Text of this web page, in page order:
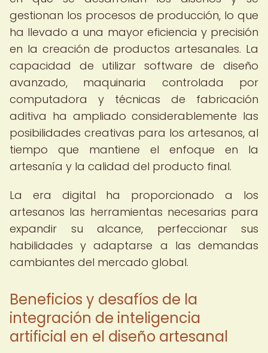
gestionan los procesos de producción, lo que
ha llevado a una mayor eficiencia y precisión
en la creación de productos artesanales. La
capacidad de utilizar software de diseño
avanzado, maquinaria controlada por
computadora y técnicas de fabricación
aditiva ha ampliado considerablemente las
posibilidades creativas para los artesanos, al
tiempo que mantiene el enfoque en la
artesanía y la calidad del producto final.
La era digital ha proporcionado a los
artesanos las herramientas necesarias para
expandir su alcance, perfeccionar sus
habilidades y adaptarse a las demandas
cambiantes del mercado global.
Beneficios y desafíos de la
integración de inteligencia
artificial en el diseño artesanal